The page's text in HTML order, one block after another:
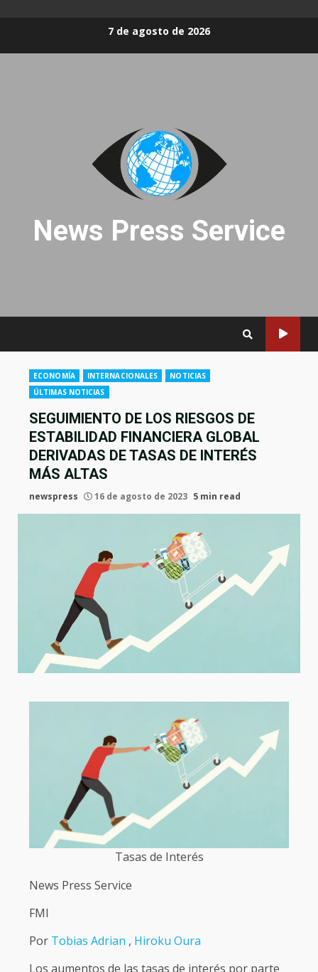
7 de agosto de 2026
News Press Service
ECONOMÍA INTERNACIONALES
NOTICIAS
ÚLTIMAS NOTICIAS
SEGUIMIENTO DE LOS RIESGOS DE
ESTABILIDAD FINANCIERA GLOBAL
DERIVADAS DE TASAS DE INTERÉS
MÁS ALTAS
newspress 16 de agosto de 2023 5 min read
Tasas de Interés
News Press Service
FMI
Por Tobias Adrian , Hiroku Oura
Los aumentos de las tasas de interés por parte